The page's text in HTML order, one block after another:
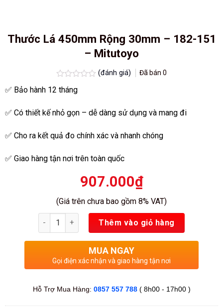
Thước Lá 450mm Rộng 30mm – 182-151
– Mitutoyo
Được
xếp
0.0
5
(đánh giá) Đã bán0
✅ Bảo hành 12 tháng
✅ Có thiết kế nhỏ gọn – dễ dàng sử dụng và mang đi
✅ Cho ra kết quả đo chính xác và nhanh chóng
✅ Giao hàng tận nơi trên toàn quốc
907.000₫
(Giá trên chưa bao gồm 8% VAT)
Số lượng Thêm vào giỏ hàng
MUA NGAY
Gọi điện xác nhận và giao hàng tận nơi
Hỗ Trợ Mua Hàng: 0857 557 788 ( 8h00 - 17h00 )